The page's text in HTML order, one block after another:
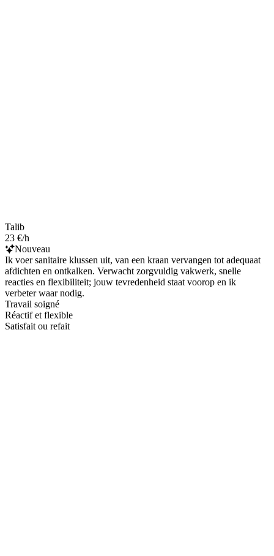
Talib
23 €/h
Nouveau
Ik voer sanitaire klussen uit, van een kraan vervangen tot adequaat
afdichten en ontkalken. Verwacht zorgvuldig vakwerk, snelle
reacties en flexibiliteit; jouw tevredenheid staat voorop en ik
verbeter waar nodig.
Travail soigné
Réactif et flexible
Satisfait ou refait